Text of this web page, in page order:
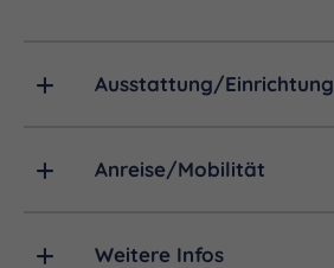
Ausstattung/Einrichtung
Anreise/Mobilität
Weitere Infos